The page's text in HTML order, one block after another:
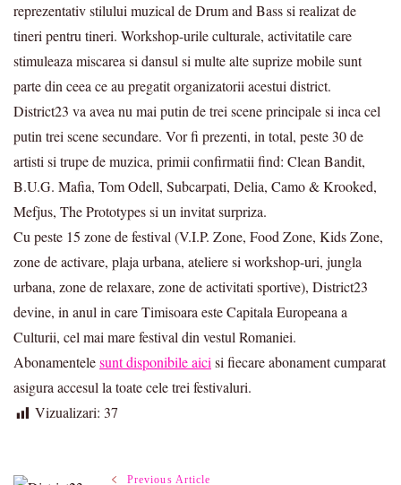
reprezentativ stilului muzical de Drum and Bass si realizat de
tineri pentru tineri. Workshop-urile culturale, activitatile care
stimuleaza miscarea si dansul si multe alte suprize mobile sunt
parte din ceea ce au pregatit organizatorii acestui district.
District23 va avea nu mai putin de trei scene principale si inca cel
putin trei scene secundare. Vor fi prezenti, in total, peste 30 de
artisti si trupe de muzica, primii confirmatii find: Clean Bandit,
B.U.G. Mafia, Tom Odell, Subcarpati, Delia, Camo & Krooked,
Mefjus, The Prototypes si un invitat surpriza.
Cu peste 15 zone de festival (V.I.P. Zone, Food Zone, Kids Zone,
zone de activare, plaja urbana, ateliere si workshop-uri, jungla
urbana, zone de relaxare, zone de activitati sportive), District23
devine, in anul in care Timisoara este Capitala Europeana a
Culturii, cel mai mare festival din vestul Romaniei.
Abonamentelesunt disponibile aici si fiecare abonament cumparat
asigura accesul la toate cele trei festivaluri.
Vizualizari: 37
Previous Article